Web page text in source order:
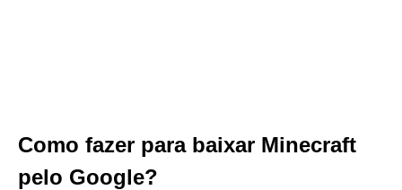
Como fazer para baixar Minecraft
pelo Google?